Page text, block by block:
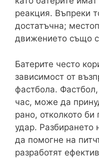
реакция. Въпреки
достатъчна;
движението също
Батерите често
зависимост от
фастбола.
час, може да
рано, отколкото
удар.
да помогне на
разработят